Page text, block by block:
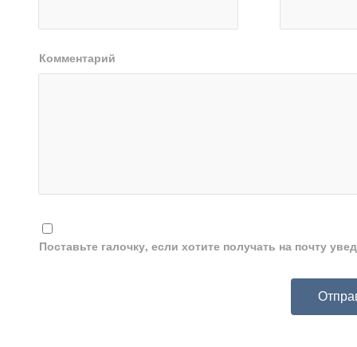
Комментарий
Поставьте галочку, если хотите получать на почту